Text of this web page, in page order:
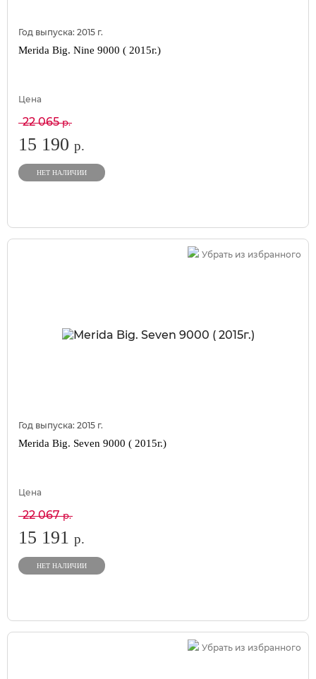
Год выпуска: 2015 г.
Merida Big. Nine 9000 ( 2015г.)
Цена
22 065р.
15 190 р.
НЕТ НАЛИЧИИ
Убрать из избранного
Год выпуска: 2015 г.
Merida Big. Seven 9000 ( 2015г.)
Цена
22 067р.
15 191 р.
НЕТ НАЛИЧИИ
Убрать из избранного